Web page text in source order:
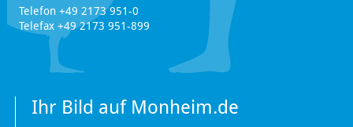
Telefon +49 2173 951-0
Telefax +49 2173 951-899
Ihr Bild auf Monheim.de